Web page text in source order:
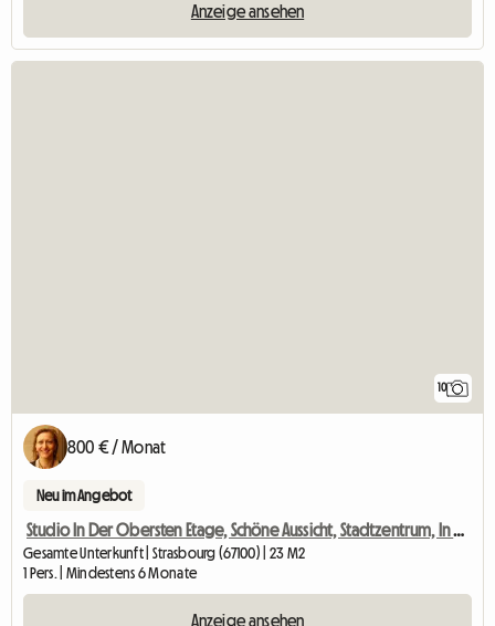
Anzeige ansehen
10
800 € / Monat
Neu im Angebot
Studio In Der Obersten Etage, Schöne Aussicht, Stadtzentrum, In Der Nähe Der Straßenbahn
Gesamte Unterkunft | Strasbourg (67100) | 23 M2
1 Pers. | Mindestens 6 Monate
Anzeige ansehen